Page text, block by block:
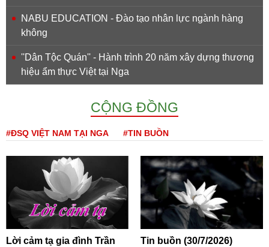
NABU EDUCATION - Đào tạo nhân lực ngành hàng
không
''Dân Tộc Quán'' - Hành trình 20 năm xây dựng thương
hiệu ẩm thực Việt tại Nga
CỘNG ĐỒNG
#ĐSQ VIỆT NAM TẠI NGA #TIN BUỒN
Lời cảm tạ gia đình Trần
Tin buồn (30/7/2026)